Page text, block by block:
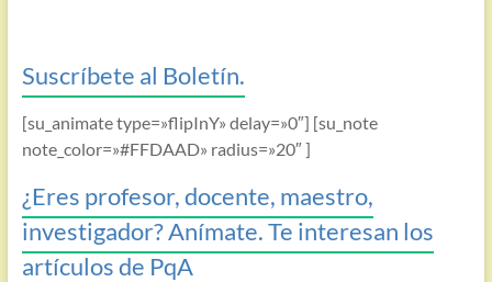
Suscríbete al Boletín.
[su_animate type=»flipInY» delay=»0″] [su_note
note_color=»#FFDAAD» radius=»20″ ]
¿Eres profesor, docente, maestro,
investigador? Anímate. Te interesan los
artículos de PqA